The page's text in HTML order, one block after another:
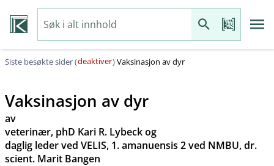
Siste besøkte sider (deaktiver)Vaksinasjon av dyr
Vaksinasjon av dyr
av
veterinær, phD Kari R. Lybeck og
daglig leder ved VELIS, 1. amanuensis 2 ved NMBU, dr.
scient. Marit Bangen